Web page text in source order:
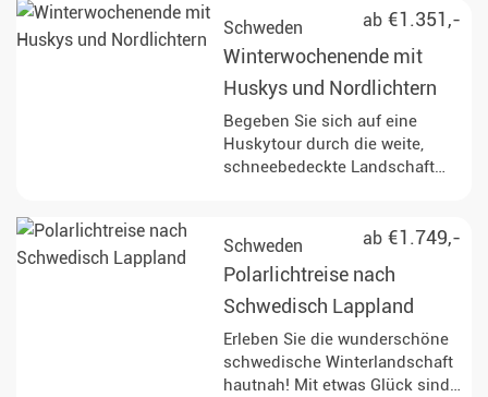
ab €1.351,-
Schweden
Winterwochenende mit
Huskys und Nordlichtern
Begeben Sie sich auf eine
Huskytour durch die weite,
schneebedeckte Landschaft
ihren Schönheiten.ab €1.749,-
Schweden
Polarlichtreise nach
Schwedisch Lappland
Erleben Sie die wunderschöne
schwedische Winterlandschaft
hautnah! Mit etwas Glück sind